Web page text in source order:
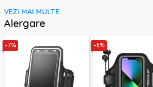
VEZI MAI MULTE
Alergare
-7% -6%